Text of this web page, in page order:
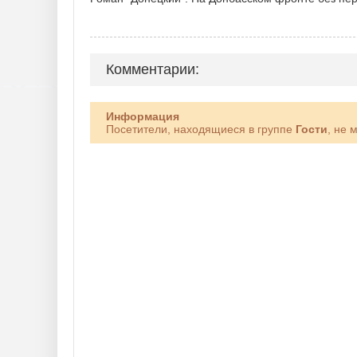
Комментарии:
Информация
Посетители, находящиеся в группе Гости , не